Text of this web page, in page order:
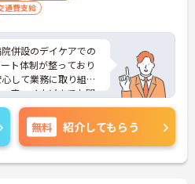
通費支給
併設のデイケアでの
ト体制が整っており
して業務に取り組め
度マイナビまでお問
えします。
無料 紹介してもらう